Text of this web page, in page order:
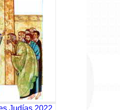
Judías 2022